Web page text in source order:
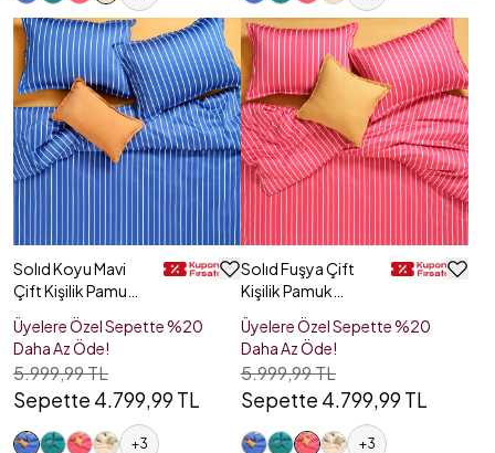
Solıd Koyu Mavi
Çift Kişilik Pamuk
Saten Nevresim
Seti
Üyelere Özel Sepette %20
Daha Az Öde!
5.999,99 TL
Sepette 4.799,99 TL
+3
Solıd Fuşya Çift
Kişilik Pamuk
Saten Nevresim
Seti
Üyelere Özel Sepette %20
Daha Az Öde!
5.999,99 TL
Sepette 4.799,99 TL
+3